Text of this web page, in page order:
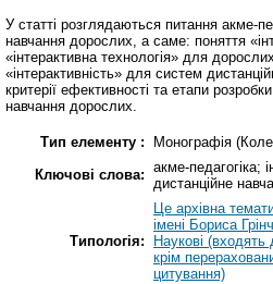
У статті розглядаються питання акме-
навчання дорослих, а саме: поняття
«інтерактивна технологія» для
«інтерактивність» для систем
критерії ефективності та етапи
навчання дорослих.
Тип елементу :
Монографія
Ключові слова: акме-педагогіка;
дистанційне
Типологія:
Це архівна
імені Бориса
Наукові
крім
цитування)